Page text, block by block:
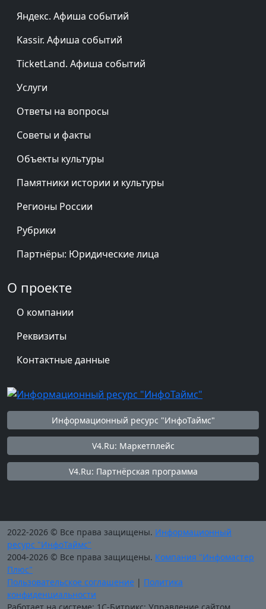
Яндекс. Афиша событий
Kassir. Афиша событий
TicketLand. Афиша событий
Услуги
Ответы на вопросы
Советы и факты
Объекты культуры
Памятники истории и культуры
Регионы России
Рубрики
Партнёры: Юридические лица
О проекте
О компании
Реквизиты
Контактные данные
Информационный ресурс "ИнфоТаймс"
V4.Ru: Маркетплейс
V4.Ru: Партнёрская программа
2022-2026 © Все права защищены. Информационный
ресурс "ИнфоТаймс"
2004-2026 © Все права защищены. Компания "Инфомастер
Плюс"
Пользовательское соглашение | Политика
конфиденциальности